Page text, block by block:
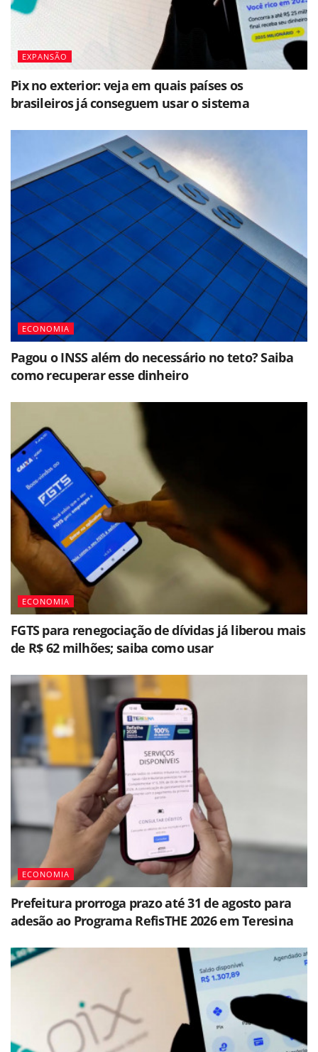
EXPANSÃO
Pix no exterior: veja em quais países os
brasileiros já conseguem usar o sistema
ECONOMIA
Pagou o INSS além do necessário no teto? Saiba
como recuperar esse dinheiro
ECONOMIA
FGTS para renegociação de dívidas já liberou mais
de R$ 62 milhões; saiba como usar
ECONOMIA
Prefeitura prorroga prazo até 31 de agosto para
adesão ao Programa RefisTHE 2026 em Teresina